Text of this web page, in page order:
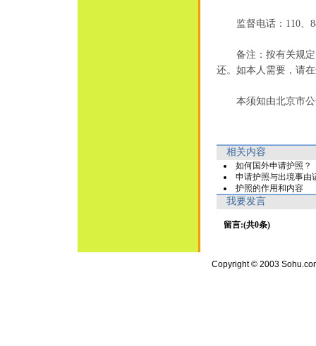
监督电话：110、
备注：按有关规定
还。如本人需要，请
本须知由北京市公
相关内容
如何国外申请护照？
申请护照与出境事由
护照的作用和内容
我要发言
留言:(共0条)
Copyright © 2003